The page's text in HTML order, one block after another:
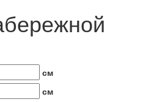
см
см